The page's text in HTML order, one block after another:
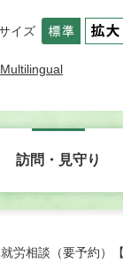
イズ
Multilingual
訪問・見守り
就労相談（要予約）